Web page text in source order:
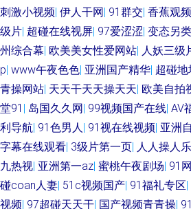
刺激小视频| 伊人干网| 91群交| 香蕉观频
级片| 超碰在线视屏| 97爱涩涩| 变态另
州综合幕| 欧美美女性爱网站| 人妖三级
p| www午夜色色| 亚洲国产精华| 超碰地
青操网站| 天天干天天操天天| 欧美自拍
堂91 | 岛国久久网| 99视频国产在线| AV
利导航| 91色男人| 91视在线视频| 亚洲
字幕在线观看| 3级片第一页| 人人操人
九热视| 亚洲第一az| 蜜桃午夜剧场| 91
碰coan人妻| 51c视频国产| 91福礼专区|
视频| 97超碰天天干| 国产视频青青操|